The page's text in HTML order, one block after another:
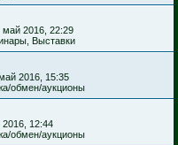
май 2016, 22:29
Выставки
2016, 15:35
обмен/аукционы
2016, 12:44
обмен/аукционы